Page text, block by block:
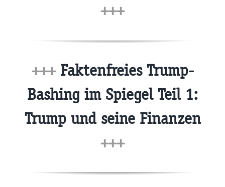
+++
+++Faktenfreies Trump-
Bashing im Spiegel Teil 1:
Trump und seine Finanzen
+++